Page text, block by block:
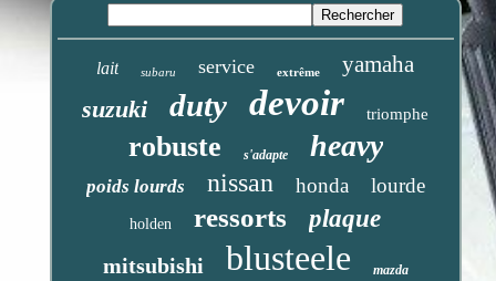
lait subaru service extrême yamaha
suzuki duty devoir triomphe
robuste s'adapte heavy
poids lourds nissan honda lourde
holden ressorts plaque
mitsubishi blusteele mazda